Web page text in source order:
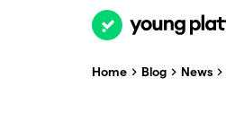
Home Blog News